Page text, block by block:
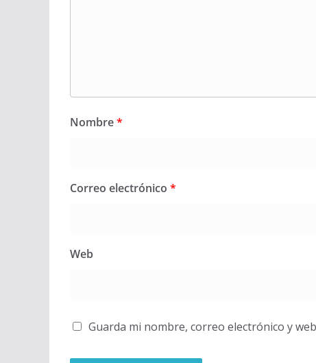
Nombre*
Correo electrónico *
Web
Guarda mi nombre, correo electrónico y